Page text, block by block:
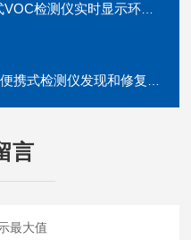
检测仪实时显示环温及湿度
式检测仪发现和修复泄漏点
言